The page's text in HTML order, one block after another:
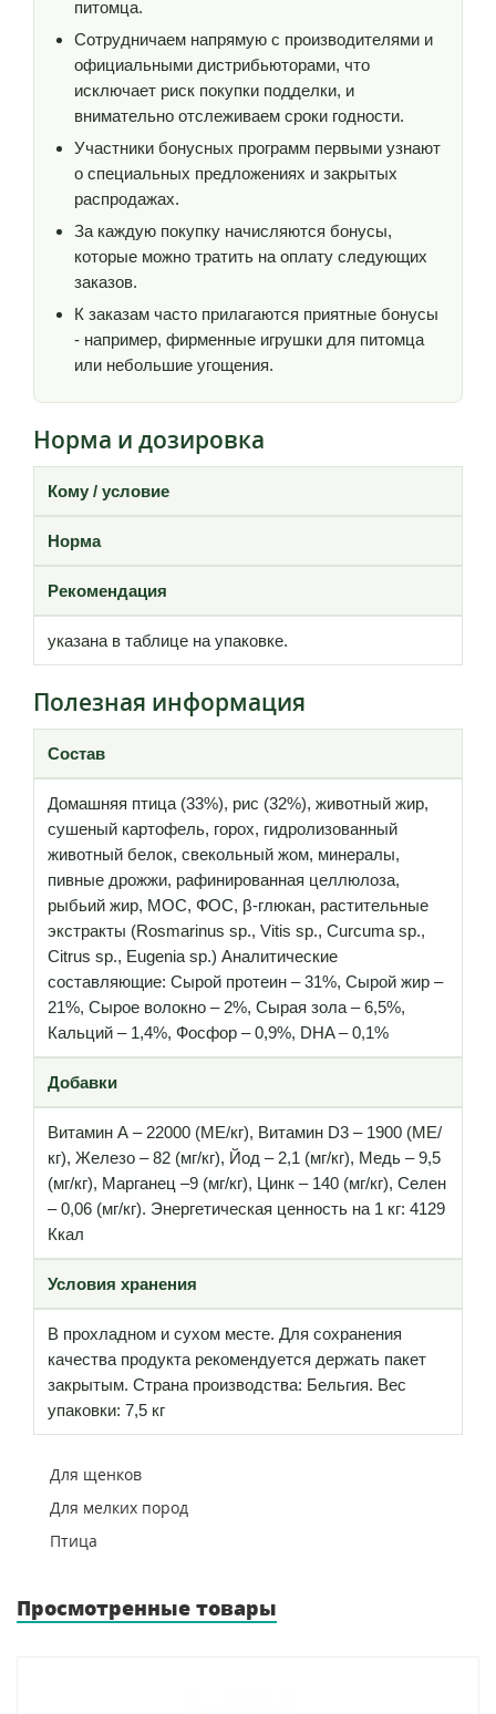
питомца.
Сотрудничаем напрямую с производителями и
официальными дистрибьюторами, что
исключает риск покупки подделки, и
внимательно отслеживаем сроки годности.
Участники бонусных программ первыми узнают
о специальных предложениях и закрытых
распродажах.
За каждую покупку начисляются бонусы,
которые можно тратить на оплату следующих
заказов.
К заказам часто прилагаются приятные бонусы
- например, фирменные игрушки для питомца
или небольшие угощения.
Норма и дозировка
Кому / условие
Норма
Рекомендация
указана в таблице на упаковке.
Полезная информация
Состав
Домашняя птица (33%), рис (32%), животный жир,
сушеный картофель, горох, гидролизованный
животный белок, свекольный жом, минералы,
пивные дрожжи, рафинированная целлюлоза,
рыбьий жир, МОС, ФОС, β-глюкан, растительные
экстракты (Rosmarinus sp., Vitis sp., Curcuma sp.,
Citrus sp., Eugenia sp.) Аналитические
составляющие: Сырой протеин – 31%, Сырой жир –
21%, Сырое волокно – 2%, Сырая зола – 6,5%,
Кальций – 1,4%, Фосфор – 0,9%, DHA – 0,1%
Добавки
Витамин А – 22000 (МЕ/кг), Витамин D3 – 1900 (МЕ/
кг), Железо – 82 (мг/кг), Йод – 2,1 (мг/кг), Медь – 9,5
(мг/кг), Марганец –9 (мг/кг), Цинк – 140 (мг/кг), Селен
– 0,06 (мг/кг). Энергетическая ценность на 1 кг: 4129
Ккал
Условия хранения
В прохладном и сухом месте. Для сохранения
качества продукта рекомендуется держать пакет
закрытым. Страна производства: Бельгия. Вес
упаковки: 7,5 кг
Для щенков
Для мелких пород
Птица
Просмотренные товары